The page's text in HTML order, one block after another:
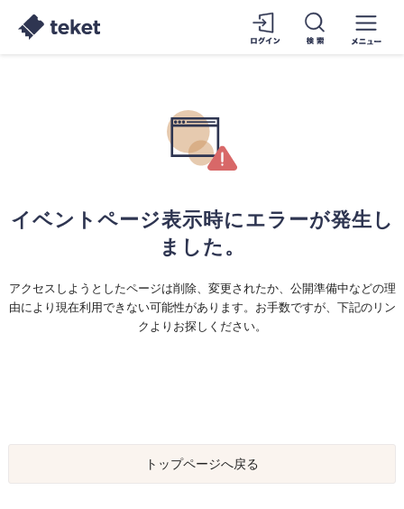
イベントページ表示時にエラーが発生し
ました。
アクセスしようとしたページは削除、変更されたか、公開準備中などの理
由により現在利用できない可能性があります。お手数ですが、下記のリン
クよりお探しください。
トップページへ戻る